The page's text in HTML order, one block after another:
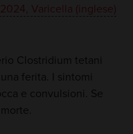
Varicella (inglese)
Clostridium tetani
ferita. I sintomi
e convulsioni. Se